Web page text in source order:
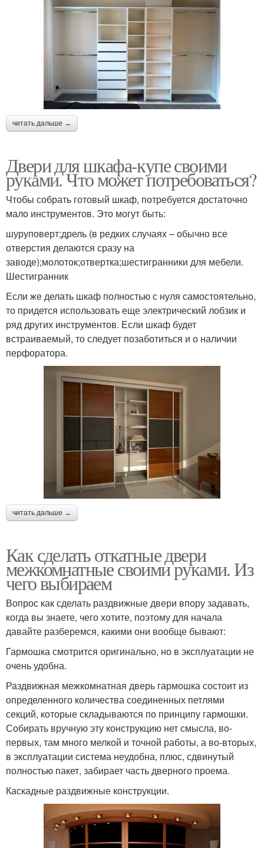
читать дальше →
Двери для шкафа-купе своими
руками. Что может потребоваться?
Чтобы собрать готовый шкаф, потребуется достаточно
мало инструментов. Это могут быть:
шуруповерт;дрель (в редких случаях – обычно все
отверстия делаются сразу на
заводе);молоток;отвертка;шестигранники для мебели.
Шестигранник
Если же делать шкаф полностью с нуля самостоятельно,
то придется использовать еще электрический лобзик и
ряд других инструментов. Если шкаф будет
встраиваемый, то следует позаботиться и о наличии
перфоратора.
читать дальше →
Как сделать откатные двери
межкомнатные своими руками. Из
чего выбираем
Вопрос как сделать раздвижные двери впору задавать,
когда вы знаете, чего хотите, поэтому для начала
давайте разберемся, какими они вообще бывают:
Гармошка смотрится оригинально, но в эксплуатации не
очень удобна.
Раздвижная межкомнатная дверь гармошка состоит из
определенного количества соединенных петлями
секций, которые складываются по принципу гармошки.
Собирать вручную эту конструкцию нет смысла, во-
первых, там много мелкой и точной работы, а во-вторых,
в эксплуатации система неудобна, плюс, сдвинутый
полностью пакет, забирает часть дверного проема.
Каскадные раздвижные конструкции.